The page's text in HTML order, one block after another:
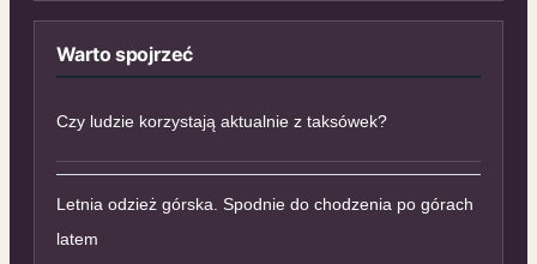
Warto spojrzeć
Czy ludzie korzystają aktualnie z taksówek?
Letnia odzież górska. Spodnie do chodzenia po górach
latem